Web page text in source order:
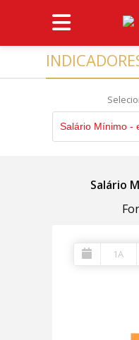
Salário Mínimo -
Salário
1A